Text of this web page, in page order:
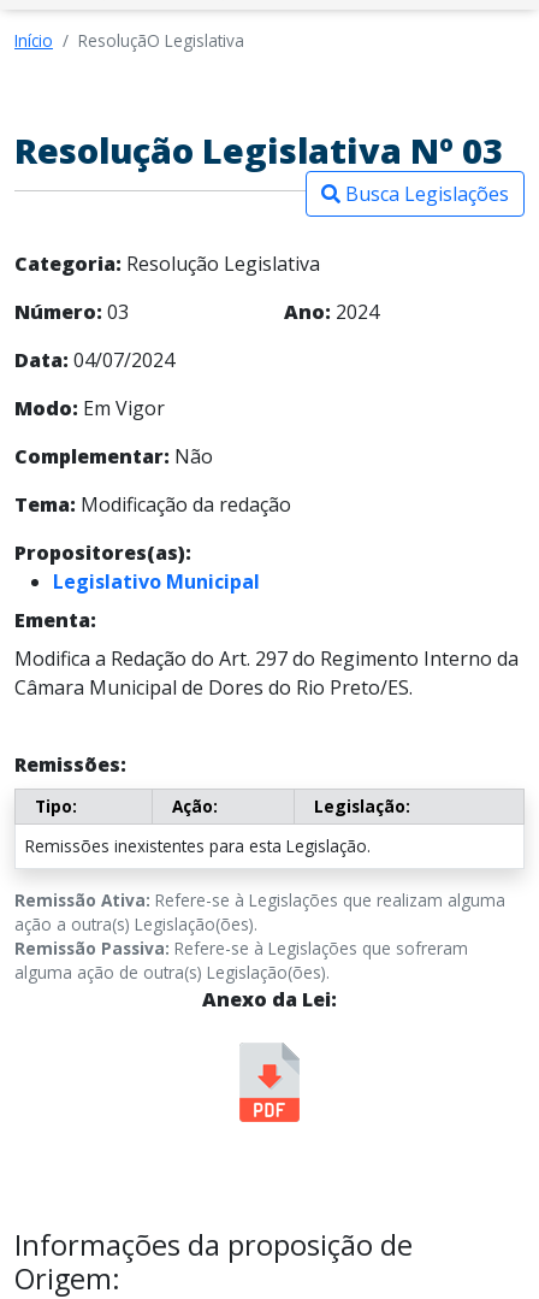
Início ResoluçãO Legislativa
Resolução Legislativa Nº 03
Busca Legislações
Categoria: Resolução Legislativa
Número: 03 Ano: 2024
Data: 04/07/2024
Modo: Em Vigor
Complementar: Não
Tema: Modificação da redação
Propositores(as):
Legislativo Municipal
Ementa:
Modifica a Redação do Art. 297 do Regimento Interno da
Câmara Municipal de Dores do Rio Preto/ES.
Remissões:
Tipo: Ação:
Legislação:
Remissões inexistentes para esta Legislação.
Remissão Ativa: Refere-se à Legislações que realizam alguma
ação a outra(s) Legislação(ões).
Remissão Passiva: Refere-se à Legislações que sofreram
alguma ação de outra(s) Legislação(ões).
Anexo da Lei:
Informações da proposição de
Origem: